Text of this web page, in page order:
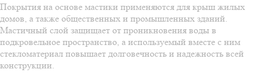
Покрытия на основе мастики применяются для крыш жилых
домов, а также общественных и промышленных зданий.
Мастичный слой защищает от проникновения воды в
подкровельное пространство, а используемый вместе с ним
стекломатериал повышает долговечность и надежность всей
конструкции.